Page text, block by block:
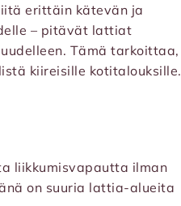
erittäin kätevän ja
– pitävät lattiat
Tämä tarkoittaa,
kiireisille kotitalouksille.
liikkumisvapautta ilman
on suuria lattia-alueita